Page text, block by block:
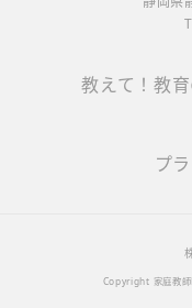
プ
教えて！教
Copyright 家庭教